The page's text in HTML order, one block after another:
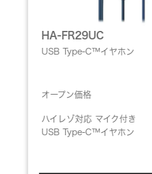
HA-FR29UC
USB Type-C™イヤホン
オープン価格
ハイレゾ対応 マイク付き
USB Type-C™イヤホン